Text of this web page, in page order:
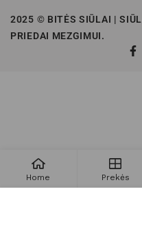
2025 © BITĖS SIŪLAI |
PRIEDAI MEZGIMUI.
Home Prekės